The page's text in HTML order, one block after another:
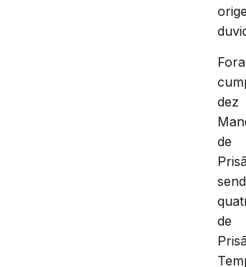
dez
de
de